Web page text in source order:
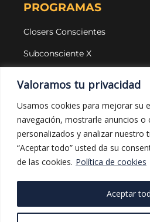
Valoramos tu privacidad
Usamos cookies para mejorar su
navegación, mostrarle anuncios o
personalizados y analizar nuestro
“Aceptar todo” usted da su
de las cookies. Política de cookies
Aceptar
PROGRAMAS
Closers Conscientes
Subconsciente X
LEGAL Y PROTECCIÓN
Aviso legal
Política de privacidad
Política de cookies